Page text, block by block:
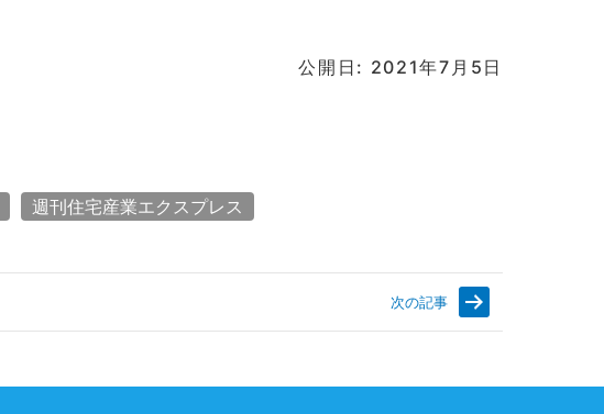
公開日: 2021年7月5日
週刊住宅産業エクスプレス
次の記事